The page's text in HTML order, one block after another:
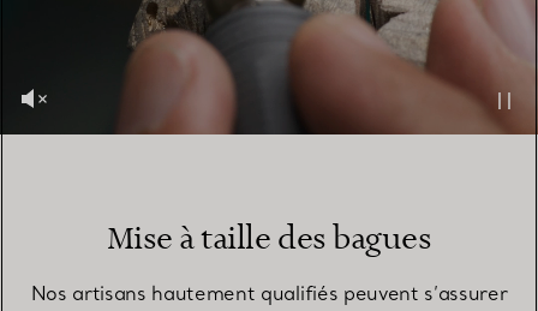
Mise à taille des bagues
Nos artisans hautement qualifiés peuvent s’assurer